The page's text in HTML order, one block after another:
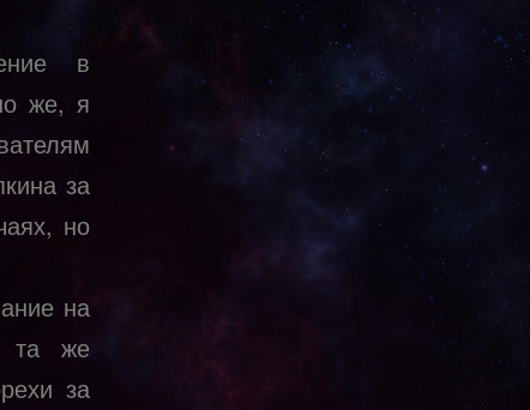
в
же, я
за
но
на
та же
за